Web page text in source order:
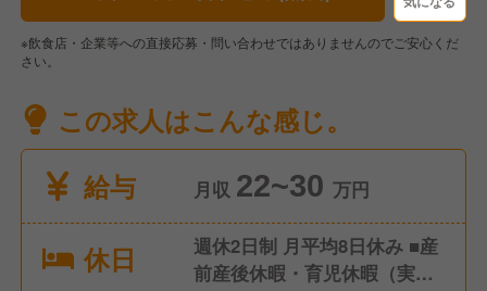
※飲食店・企業等への直接応募・問い合わせではありませんのでご安心くだ
さい。
この求人はこんな感じ。
給与
月収 22~30 万円
休日
週休2日制 月平均8日休み ■産
前産後休暇・育児休暇（実績